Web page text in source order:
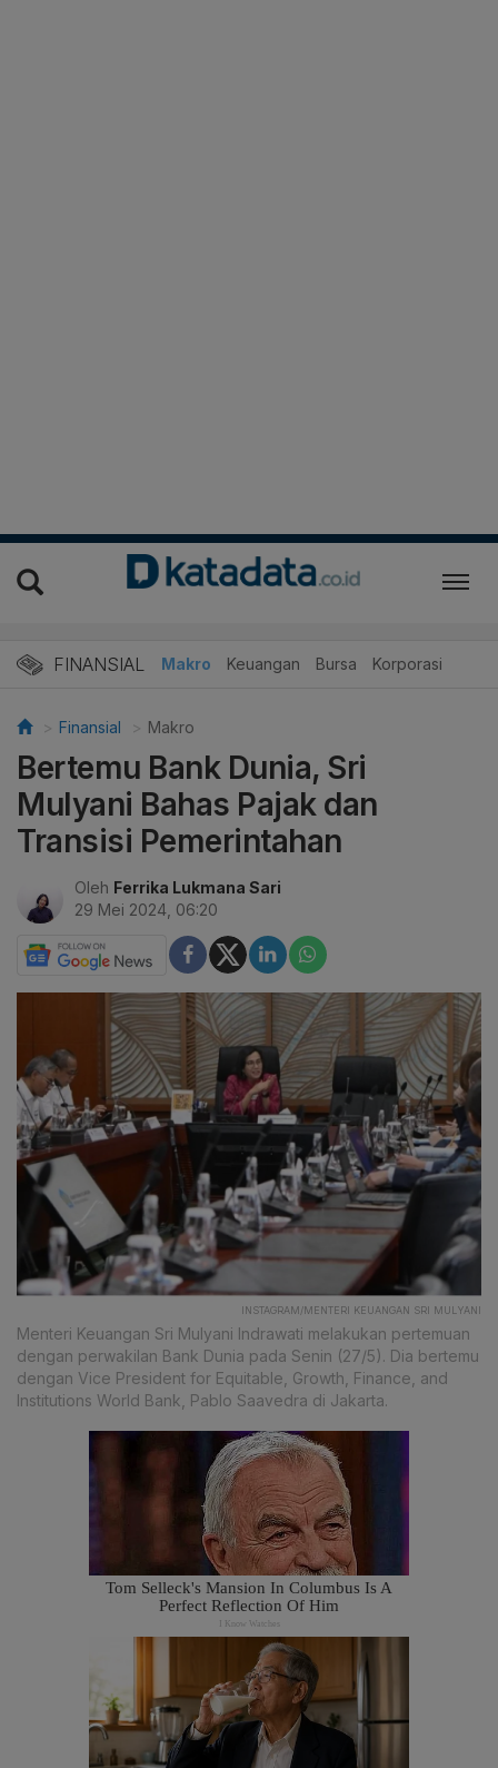
FINANSIAL Makro Keuangan Bursa Korporasi
Finansial Makro
Bertemu Bank Dunia, Sri
Mulyani Bahas Pajak dan
Transisi Pemerintahan
Oleh Ferrika Lukmana Sari
29 Mei 2024, 06:20
INSTAGRAM/MENTERI KEUANGAN SRI MULYANI
Menteri Keuangan Sri Mulyani Indrawati melakukan pertemuan
dengan perwakilan Bank Dunia pada Senin (27/5). Dia bertemu
dengan Vice President for Equitable, Growth, Finance, and
Institutions World Bank, Pablo Saavedra di Jakarta.